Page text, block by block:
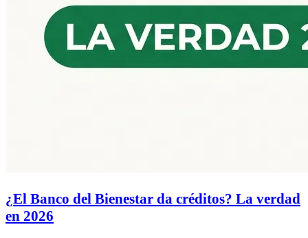
¿El Banco del Bienestar da créditos? La verdad
en 2026